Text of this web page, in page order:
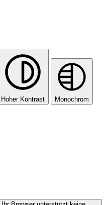
Hoher Kontrast Monochrom